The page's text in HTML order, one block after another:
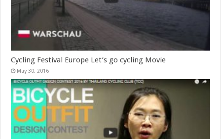
Cycling Festival Europe Let’s go cycling Movie
May 30, 2016